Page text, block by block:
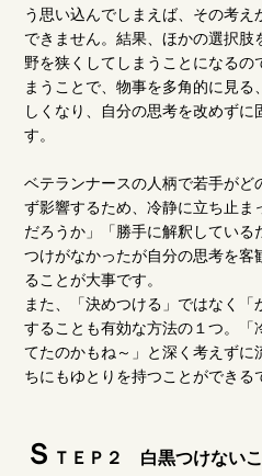
う思い込んでしまえば、その考
できません。結果、ほかの選択肢
野を狭くしてしまうことになるの
まうことで、物事を多角的に見
しくなり、自分の思考を改めずに
す。
ベテランナースの人柄で若手がど
ず影響するため、冷静に立ち止ま
だろうか」「勝手に解釈している
つけがなかったが自分の思考を客
ることが大事です。
また、「決めつける」ではなく
することも有効な方法の１つ。「
てたのかもね～」と深く考えずに
ちにもゆとりを持つことができる
Ｓ ＴＥＰ２ 白黒つけないこ